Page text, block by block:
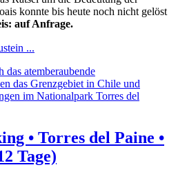
konnte bis heute noch nicht gelöst
auf Anfrage.
...
• Torres del Paine •
Tage)